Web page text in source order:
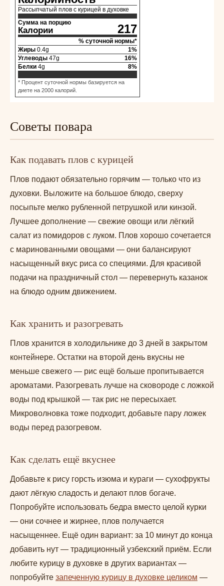
Рассыпчатый плов с курицей в духовке
Сумма на порцию
Калории 217
% суточной нормы*
Жиры 0.4g 1%
Углеводы 47g 16%
Белки 4g 8%
* Процент суточной нормы базируется на
диете на 2000 калорий.
Советы повара
Как подавать плов с курицей
Плов подают обязательно горячим — только что из
духовки. Выложите на большое блюдо, сверху
посыпьте мелко рубленной петрушкой или кинзой.
Лучшее дополнение — свежие овощи или лёгкий
салат из помидоров с луком. Плов хорошо сочетается
с маринованными овощами — они балансируют
насыщенный вкус риса со специями. Для красивой
подачи на праздничный стол — перевернуть казанок
на блюдо одним движением.
Как хранить и разогревать
Плов хранится в холодильнике до 3 дней в закрытом
контейнере. Остатки на второй день вкусны не
меньше свежего — рис ещё больше пропитывается
ароматами. Разогревать лучше на сковороде с ложкой
воды под крышкой — так рис не пересыхает.
Микроволновка тоже подходит, добавьте пару ложек
воды перед разогревом.
Как сделать ещё вкуснее
Добавьте к рису горсть изюма и кураги — сухофрукты
дают лёгкую сладость и делают плов богаче.
Попробуйте использовать бедра вместо целой курки
— они сочнее и жирнее, плов получается
насыщеннее. Ещё один вариант: за 10 минут до конца
добавить нут — традиционный узбекский приём. Если
любите курицу в духовке в других вариантах —
попробуйте запеченную курицу в духовке целиком —